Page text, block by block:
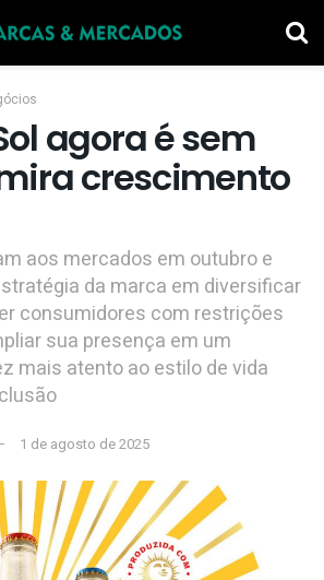
agora é sem
crescimento
aos mercados em outubro e
da marca em diversificar
consumidores com restrições
sua presença em um
mais atento ao estilo de vida
1 de agosto de 2025